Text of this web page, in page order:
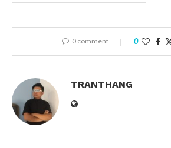
0 comment 0
TRANTHANG